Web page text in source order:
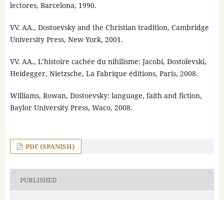
lectores, Barcelona, 1990.
VV. AA., Dostoevsky and the Christian tradition, Cambridge
University Press, New York, 2001.
VV. AA., L’histoire cachée du nihilisme: Jacobi, Dostoïevski,
Heidegger, Nietzsche, La Fabrique éditions, Paris, 2008.
Williams, Rowan, Dostoevsky: language, faith and fiction,
Baylor University Press, Waco, 2008.
PDF (SPANISH)
PUBLISHED